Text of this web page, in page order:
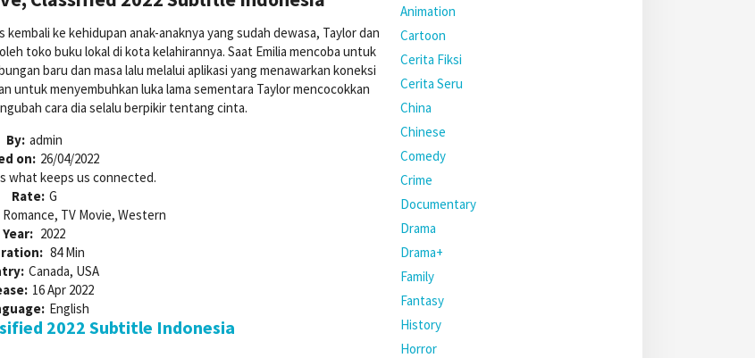
ke kehidupan anak-anaknya yang sudah dewasa, Taylor dan
toko buku lokal di kota kelahirannya. Saat Emilia mencoba untuk
baru dan masa lalu melalui aplikasi yang menawarkan koneksi
untuk menyembuhkan luka lama sementara Taylor mencocokkan
cara dia selalu berpikir tentang cinta.
By: admin
on: 26/04/2022
what keeps us connected.
Rate: G
TV Movie, Western
Year: 2022
84 Min
Canada, USA
16 Apr 2022
English
2022 Subtitle Indonesia
Animation
Cartoon
Cerita Fiksi
Cerita Seru
China
Chinese
Comedy
Crime
Documentary
Drama
Drama+
Family
Fantasy
History
Horror